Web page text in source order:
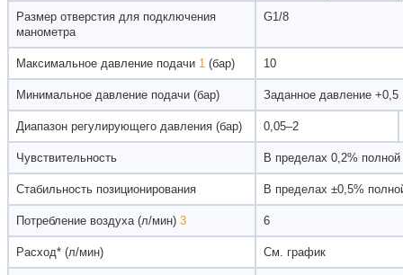
Размер отверстия для подключения
манометра
G1/8
Максимальное давление подачи 1 (бар) 10
Минимальное давление подачи (бар) Заданное давление +0,5
Диапазон регулирующего давления (бар) 0,05–2
Чувствительность В пределах 0,2%
Стабильность позиционирования В пределах ±0,5%
Потребление воздуха (л/мин) 3 6
Расход* (л/мин) См. график